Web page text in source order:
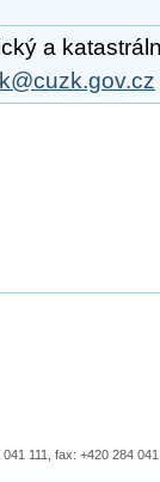
a
111, fax: +420 284